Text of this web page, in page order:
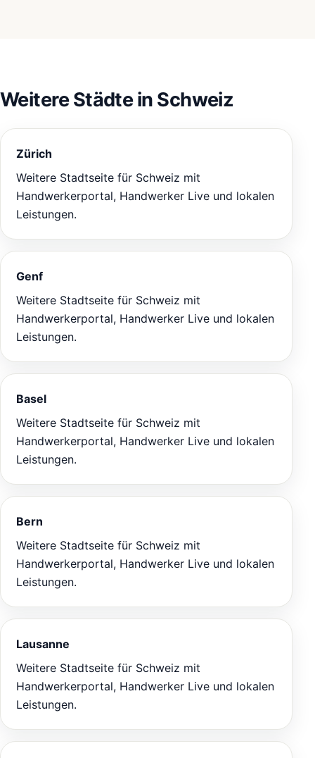
Weitere Städte in Schweiz
Zürich
Weitere Stadtseite für Schweiz mit
Handwerkerportal, Handwerker Live und lokalen
Leistungen.
Genf
Weitere Stadtseite für Schweiz mit
Handwerkerportal, Handwerker Live und lokalen
Leistungen.
Basel
Weitere Stadtseite für Schweiz mit
Handwerkerportal, Handwerker Live und lokalen
Leistungen.
Bern
Weitere Stadtseite für Schweiz mit
Handwerkerportal, Handwerker Live und lokalen
Leistungen.
Lausanne
Weitere Stadtseite für Schweiz mit
Handwerkerportal, Handwerker Live und lokalen
Leistungen.